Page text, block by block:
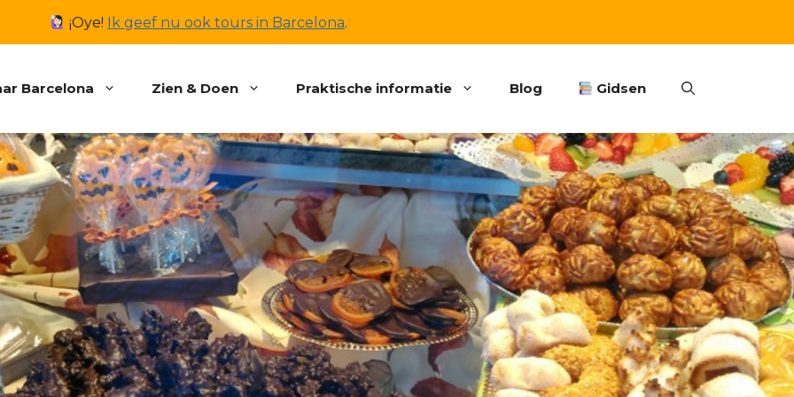
¡Oye! Ik geef nu ook tours in Barcelona.
Barcelona Zien & Doen Praktische informatie Blog Gidsen